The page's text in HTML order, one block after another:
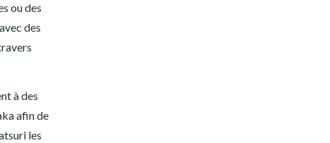
ou des
des
à des
afin de
les